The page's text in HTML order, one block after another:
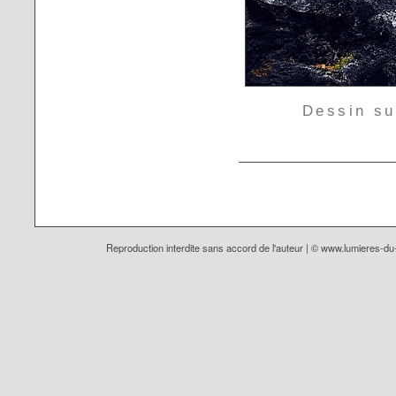
Dessin
Reproduction interdite sans accord de l'auteur | ©www.lumieres-